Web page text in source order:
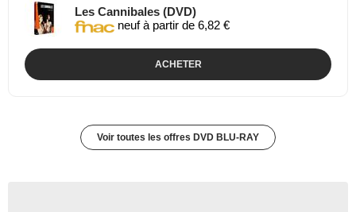
Les Cannibales (DVD)
neuf à partir de 6,82 €
ACHETER
Voir toutes les offres DVD BLU-RAY